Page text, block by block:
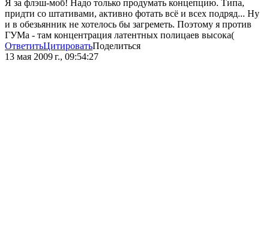
Я за флэш-моб! Надо только продумать концепцию. Типа,
придти со штативами, активно фотать всё и всех подряд... Ну
и в обезьянник не хотелось бы загреметь. Поэтому я против
ГУМа - там концентрация латентных полицаев высока(
ОтветитьЦитироватьПоделиться
13 мая 2009 г., 09:54:27